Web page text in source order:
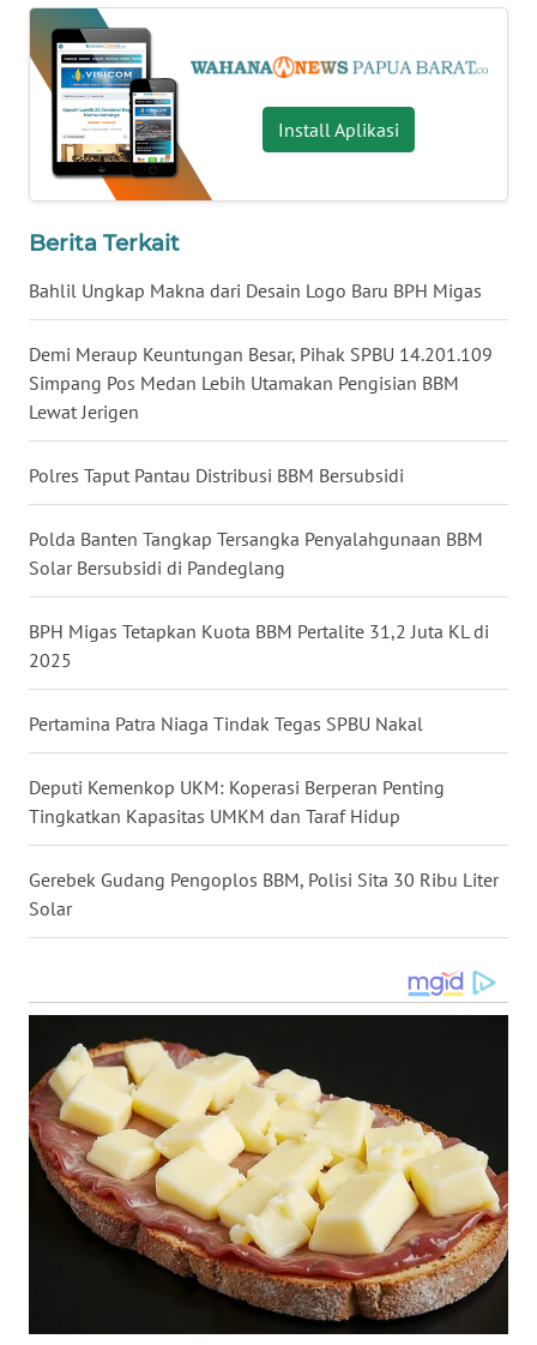
Install Aplikasi
Berita Terkait
Bahlil Ungkap Makna dari Desain Logo Baru BPH Migas
Demi Meraup Keuntungan Besar, Pihak SPBU 14.201.109
Simpang Pos Medan Lebih Utamakan Pengisian BBM
Lewat Jerigen
Polres Taput Pantau Distribusi BBM Bersubsidi
Polda Banten Tangkap Tersangka Penyalahgunaan BBM
Solar Bersubsidi di Pandeglang
BPH Migas Tetapkan Kuota BBM Pertalite 31,2 Juta KL di
2025
Pertamina Patra Niaga Tindak Tegas SPBU Nakal
Deputi Kemenkop UKM: Koperasi Berperan Penting
Tingkatkan Kapasitas UMKM dan Taraf Hidup
Gerebek Gudang Pengoplos BBM, Polisi Sita 30 Ribu Liter
Solar
WN
KALTARA
WN
KALSEL
KALTIM
WN
GORONTALO
WN
WN
MALUKU
WN
MALUT
WN
DAIRI
WN
DANAU
TOBA
WN
LANGKAT
WN
TAPANULI
SELATAN